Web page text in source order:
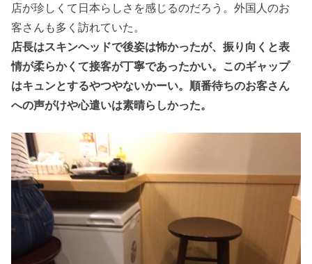
店が珍しくて日本らしさを感じるのだろう。外国人のお
客さんも多く訪れていた。
店長はスキンヘッドで後姿は怖かったが、振り向くと表
情が柔らかくて接客が丁寧であったかい。このギャップ
はキュンとするやつやないかーい。順番待ちのお客さん
への声がけや心遣いは素晴らしかった。